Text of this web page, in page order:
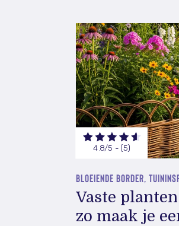
4.8/5 - (5)
BLOEIENDE BORDER,
Vaste
zo maak je